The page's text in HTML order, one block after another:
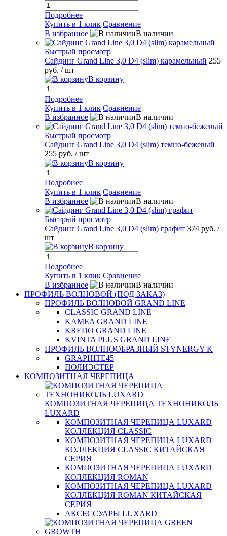
Подробнее
Купить в 1 клик Сравнение
В избранное
В наличии
Быстрый просмотр
Сайдинг Grand Line 3,0 D4 (slim) карамельный 255
руб. / шт
В корзину
Подробнее
Купить в 1 клик Сравнение
В избранное
В наличии
Быстрый просмотр
Сайдинг Grand Line 3,0 D4 (slim) темно-бежевый
255 руб. / шт
В корзину
Подробнее
Купить в 1 клик Сравнение
В избранное
В наличии
Быстрый просмотр
Сайдинг Grand Line 3,0 D4 (slim) графит 374 руб. /
шт
В корзину
Подробнее
Купить в 1 клик Сравнение
В избранное
В наличии
ПРОФИЛЬ ВОЛНОВОЙ (ПОД ЗАКАЗ)
ПРОФИЛЬ ВОЛНОВОЙ GRAND LINE
CLASSIC GRAND LINE
KAMEA GRAND LINE
KREDO GRAND LINE
KVINTA PLUS GRAND LINE
ПРОФИЛЬ ВОЛНООБРАЗНЫЙ STYNERGY K
GRAPHITE45
ПОЛИЭСТЕР
КОМПОЗИТНАЯ ЧЕРЕПИЦА
КОМПОЗИТНАЯ ЧЕРЕПИЦА ТЕХНОНИКОЛЬ
LUXARD
КОМПОЗИТНАЯ ЧЕРЕПИЦА LUXARD
КОЛЛЕКЦИЯ CLASSIC
КОМПОЗИТНАЯ ЧЕРЕПИЦА LUXARD
КОЛЛЕКЦИЯ CLASSIC КИТАЙСКАЯ
СЕРИЯ
КОМПОЗИТНАЯ ЧЕРЕПИЦА LUXARD
КОЛЛЕКЦИЯ ROMAN
КОМПОЗИТНАЯ ЧЕРЕПИЦА LUXARD
КОЛЛЕКЦИЯ ROMAN КИТАЙСКАЯ
СЕРИЯ
АКСЕССУАРЫ LUXARD